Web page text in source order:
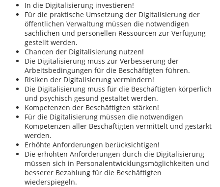
In die Digitalisierung investieren!
Für die praktische Umsetzung der Digitalisierung der
öffentlichen Verwaltung müssen die notwendigen
sachlichen und personellen Ressourcen zur Verfügung
gestellt werden.
Chancen der Digitalisierung nutzen!
Die Digitalisierung muss zur Verbesserung der
Arbeitsbedingungen für die Beschäftigten führen.
Risiken der Digitalisierung vermindern!
Die Digitalisierung muss für die Beschäftigten körperlich
und psychisch gesund gestaltet werden.
Kompetenzen der Beschäftigten stärken!
Für die Digitalisierung müssen die notwendigen
Kompetenzen aller Beschäftigten vermittelt und gestärkt
werden.
Erhöhte Anforderungen berücksichtigen!
Die erhöhten Anforderungen durch die Digitalisierung
müssen sich in Personalentwicklungsmöglichkeiten und
besserer Bezahlung für die Beschäftigten
wiederspiegeln.